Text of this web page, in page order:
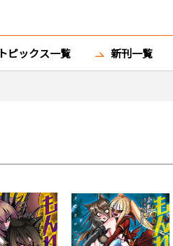
トピックス一覧 新刊一覧